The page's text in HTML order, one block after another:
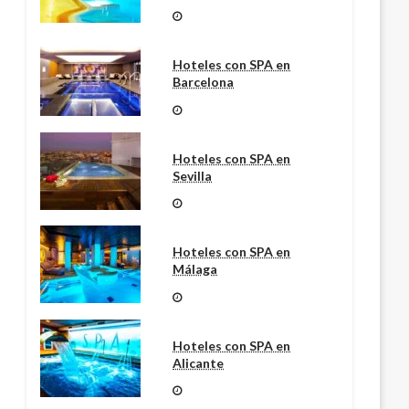
Hoteles con SPA en
Barcelona
Hoteles con SPA en
Sevilla
Hoteles con SPA en
Málaga
Hoteles con SPA en
Alicante